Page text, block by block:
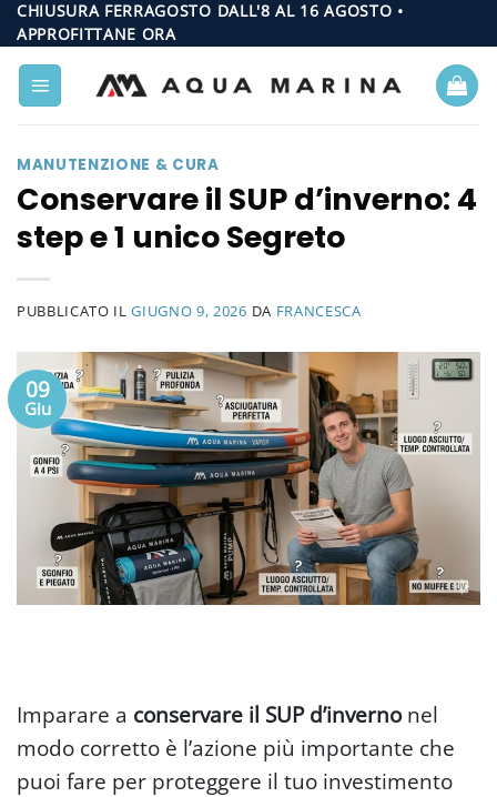
Salta
ai
contenuti
CHIUSURA FERRAGOSTO DALL'8 AL 16 AGOSTO •
APPROFITTANE ORA
MANUTENZIONE & CURA
Conservare il SUP d’inverno: 4
step e 1 unico Segreto
PUBBLICATO ILGIUGNO 9, 2026 DA FRANCESCA
09
Giu
Imparare a conservare il SUP d’invernonel
modo corretto è l’azione più importante che
puoi fare per proteggere il tuo investimento